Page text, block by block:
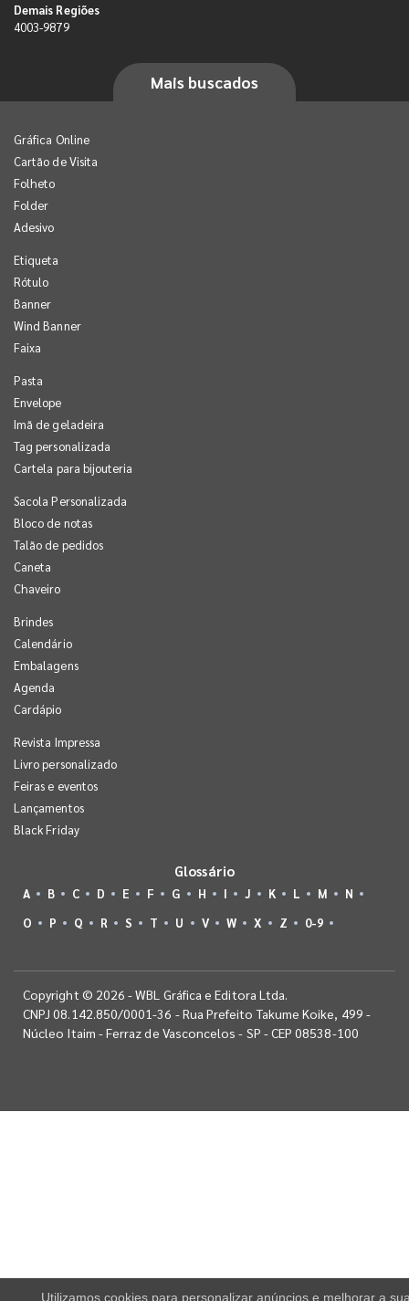
Demais Regiões
4003-9879
Mais buscados
Gráfica Online
Cartão de Visita
Folheto
Folder
Adesivo
Etiqueta
Rótulo
Banner
Wind Banner
Faixa
Pasta
Envelope
Imã de geladeira
Tag personalizada
Cartela para bijouteria
Sacola Personalizada
Bloco de notas
Talão de pedidos
Caneta
Chaveiro
Brindes
Calendário
Embalagens
Agenda
Cardápio
Revista Impressa
Livro personalizado
Feiras e eventos
Lançamentos
Black Friday
Glossário
A B C D E F G H I J K L M
N
O
P Q R S T U V W X Z 0-9
Copyright © 2026 - WBL Gráfica e Editora Ltda.
CNPJ 08.142.850/0001-36 - Rua Prefeito Takume Koike, 499 -
Núcleo Itaim - Ferraz de Vasconcelos - SP - CEP 08538-100
Utilizamos cookies para personalizar anúncios e melhorar a